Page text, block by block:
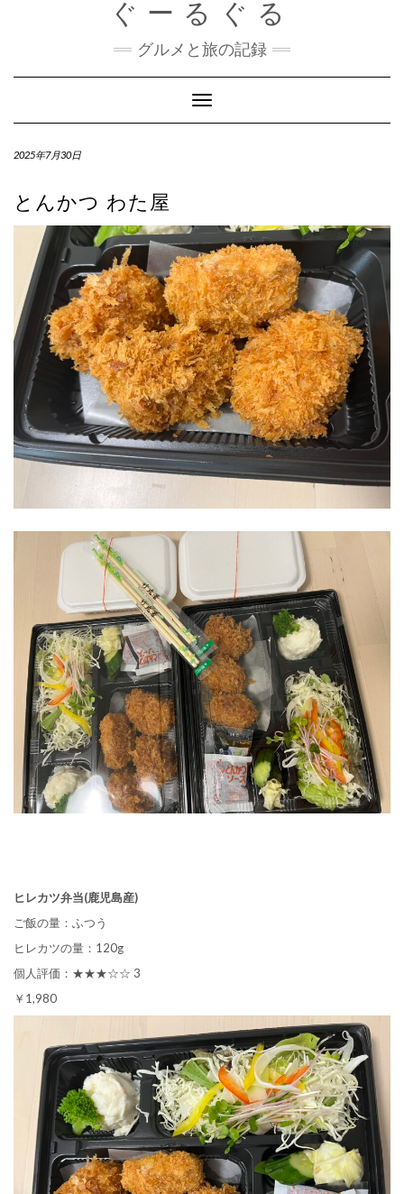
ぐーるぐる
グルメと旅の記録
Toggle
Navigation
2025年7月30日
とんかつ わた屋
ヒレカツ弁当(鹿児島産)
ご飯の量：ふつう
ヒレカツの量：120g
個人評価：★★★☆☆ 3
￥1,980